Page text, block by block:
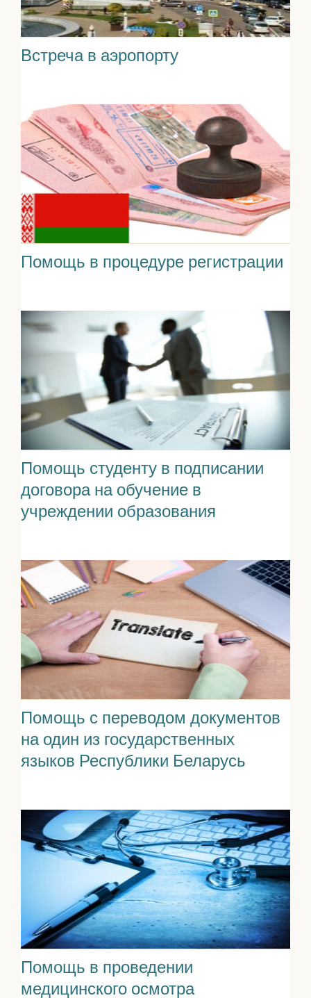
Встреча в аэропорту
Помощь в процедуре регистрации
Помощь студенту в подписании
договора на обучение в
учреждении образования
Помощь с переводом документов
на один из государственных
языков Республики Беларусь
Помощь в проведении
медицинского осмотра